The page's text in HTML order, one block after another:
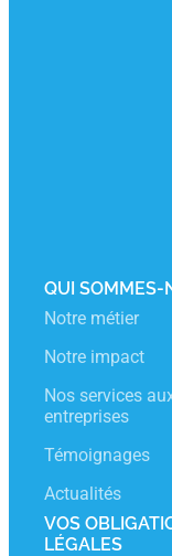
QUI SOMMES-
Notre métier
Notre impact
Nos services
entreprises
Témoignages
Actualités
VOS
LÉGALES